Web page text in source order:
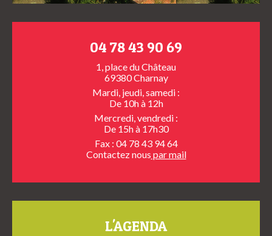
04 78 43 90 69
1, place du Château
69380 Charnay
Mardi, jeudi, samedi :
De 10h à 12h
Mercredi, vendredi :
De 15h à 17h30
Fax : 04 78 43 94 64
Contactez nous par mail
L'AGENDA